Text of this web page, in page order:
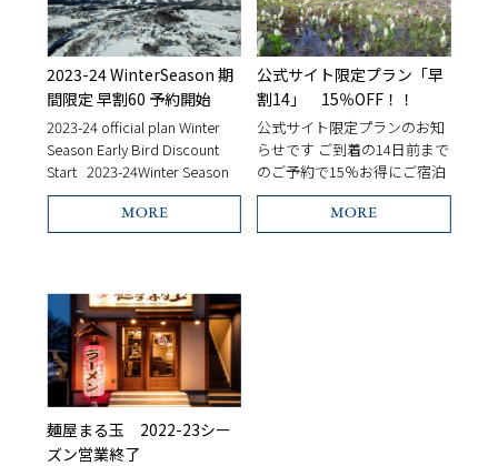
2023-24 WinterSeason 期
間限定 早割60 予約開始
2023-24 official plan Winter
Season Early Bird Discount
Start 2023-24Winter Season
の予約開始のご案内です。
2023年12月18日から […]
MORE
公式サイト限定プラン「早
割14」 15％OFF！！
公式サイト限定プランのお知
らせです ご到着の14日前まで
のご予約で15％お得にご宿泊
出来ます。 早めに計画を立
て、お得にリゾートステイを
お楽しみください！ 1階の寝
MORE
麺屋まる玉 2022-23シー
ズン営業終了
お名前/name
メールアドレス/e-mail